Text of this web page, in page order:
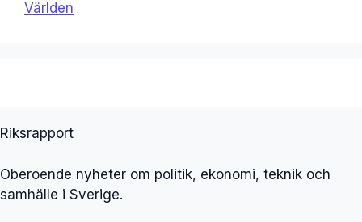
Världen
Riksrapport
Oberoende nyheter om politik, ekonomi, teknik och
samhälle i Sverige.